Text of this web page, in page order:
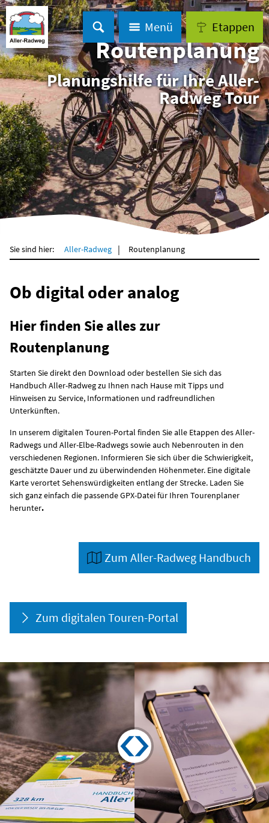
Menü Etappen
Routenplanung
Planungshilfe für Ihre Aller-
Radweg Tour
Sie sind hier: Aller-Radweg Routenplanung
Ob digital oder analog
Hier finden Sie alles zur
Routenplanung
Starten Sie direkt den Download oder bestellen Sie sich das
Handbuch Aller-Radweg zu Ihnen nach Hause mit Tipps und
Hinweisen zu Service, Informationen und radfreundlichen
Unterkünften.
In unserem digitalen Touren-Portal finden Sie alle Etappen des Aller-
Radwegs und Aller-Elbe-Radwegs sowie auch Nebenrouten in den
verschiedenen Regionen. Informieren Sie sich über die Schwierigkeit,
geschätzte Dauer und zu überwindenden Höhenmeter. Eine digitale
Karte verortet Sehenswürdigkeiten entlang der Strecke. Laden Sie
sich ganz einfach die passende GPX-Datei für Ihren Tourenplaner
herunter.
Zum Aller-Radweg Handbuch
Zum digitalen Touren-Portal